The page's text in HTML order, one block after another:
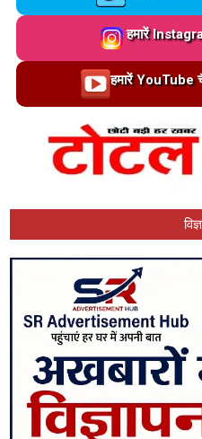
Loading…
हमारें
Loading…
हमारें YouTube